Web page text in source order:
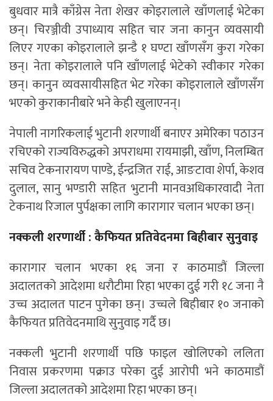
बुधवार मात्रै काँग्रेस नेता शेखर कोइरालाले खाँणलाई भेटेका
छन्। चिरञ्जीवी उपाध्याय सहित चार जना कानुन व्यवसायी
लिएर गएका कोइरालाले झन्डै १ घण्टा खाँणसँग कुरा गरेका
छन्। नेता कोइरालाले पनि खाँणलाई भेटेको स्वीकार गरेका
छन्। कानुन व्यवसायीसहित भेट गरेका कोइरालाले खाँणसँग
भएको कुराकानीबारे भने केही खुलाएनन्।
नेपाली नागरिकलाई भुटानी शरणार्थी बनाएर अमेरिका पठाउन
रचिएको राज्यविरुद्धको अपराधमा रायमाझी, खाँण, निलम्बित
सचिव टेकनारायण पाण्डे, ईन्द्रजित राई, आङटावा शेर्पा, केशव
दुलाल, सानु भण्डारी सहित भुटानी मानवअधिकारवादी नेता
टेकनाथ रिजाल पुर्पक्षका लागि कारागार चलान भएका छन्।
नक्कली शरणार्थी : कैफियत प्रतिवेदनमा बिहीबार सुनुवाइ
कारागार चलान भएका १६ जना र काठमाडौं जिल्ला
अदालतको आदेशमा धरौटीमा रिहा भएका दुई गरी १८ जना नै
उच्च अदालत पाटन पुगेका छन्। उच्चले बिहीबार १० जनाको
कैफियत प्रतिवेदनमाथि सुनुवाइ गर्दै छ।
नक्कली भुटानी शरणार्थी पछि फाइल खोलिएको ललिता
निवास प्रकरणमा पक्राउ परेका दुई आरोपी भने काठमाडौं
जिल्ला अदालतको आदेशमा रिहा भएका छन्।